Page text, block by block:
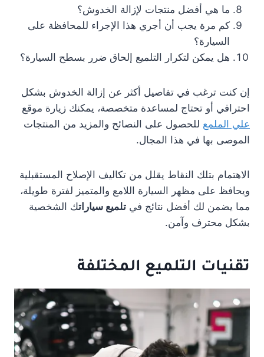
ما هي أفضل منتجات لإزالة الخدوش؟
كم مرة يجب أن أجري هذا الإجراء للمحافظة على
السيارة؟
هل يمكن لتكرار التلميع إلحاق ضرر بسطح السيارة؟
إن كنت ترغب في تفاصيل أكثر عن إزالة الخدوش بشكل
احترافي أو تحتاج لمساعدة متخصصة، يمكنك زيارة موقع
علي الملمع للحصول على النصائح والمزيد من المنتجات
الموصى بها في هذا المجال.
الاهتمام بتلك النقاط يقلل من تكاليف الإصلاح المستقبلية
ويحافظ على مظهر السيارة اللامع والمتميز لفترة طويلة،
مما يضمن لك أفضل نتائج في تلميع سياراتك الشخصية
بشكل محترف وآمن.
تقنيات التلميع المختلفة